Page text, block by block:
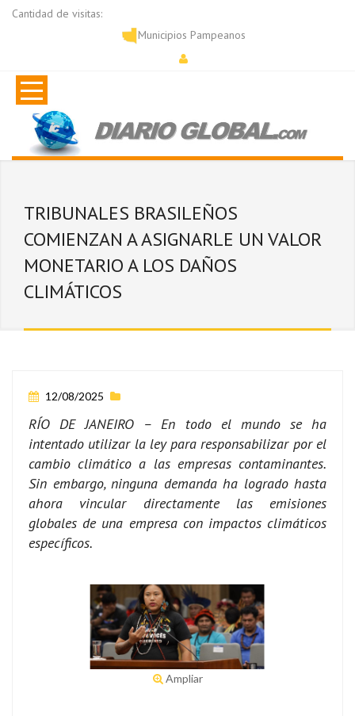
Cantidad de visitas:
Municipios Pampeanos
TRIBUNALES BRASILEÑOS
COMIENZAN A ASIGNARLE UN VALOR
MONETARIO A LOS DAÑOS
CLIMÁTICOS
12/08/2025
RÍO DE JANEIRO – En todo el mundo se ha
intentado utilizar la ley para responsabilizar por el
cambio climático a las empresas contaminantes.
Sin embargo, ninguna demanda ha logrado hasta
ahora vincular directamente las emisiones
globales de una empresa con impactos climáticos
específicos.
Ampliar